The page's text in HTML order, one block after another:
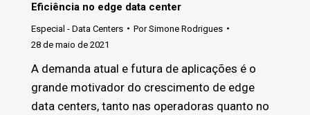
Eficiência no edge data center
Especial - Data Centers PorSimone Rodrigues
28 de maio de 2021
A demanda atual e futura de aplicações é o
grande motivador do crescimento de edge
data centers, tanto nas operadoras quanto no